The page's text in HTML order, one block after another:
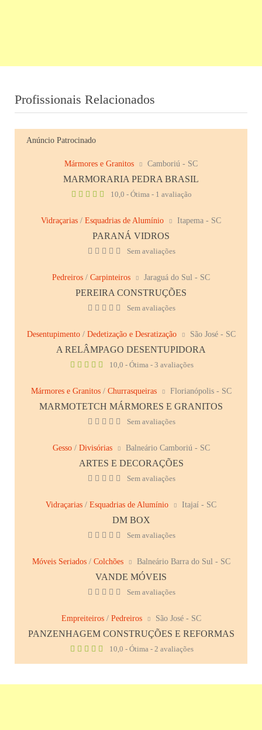
Profissionais Relacionados
Anúncio Patrocinado
Mármores e Granitos Camboriú - SC
MARMORARIA PEDRA BRASIL
10,0 - Ótima - 1 avaliação
Vidraçarias / Esquadrias de Alumínio Itapema - SC
PARANÁ VIDROS
Sem avaliações
Pedreiros / Carpinteiros Jaraguá do Sul - SC
PEREIRA CONSTRUÇÕES
Sem avaliações
Desentupimento/ Dedetização e Desratização São José - SC
A RELÂMPAGO DESENTUPIDORA
10,0 - Ótima - 3 avaliações
Mármores e Granitos/ Churrasqueiras Florianópolis - SC
MARMOTETCH MÁRMORES E GRANITOS
Sem avaliações
Gesso/ Divisórias Balneário Camboriú - SC
ARTES E DECORAÇÕES
Sem avaliações
Vidraçarias / Esquadrias de Alumínio Itajaí - SC
DM BOX
Sem avaliações
Móveis Seriados/ Colchões Balneário Barra do Sul - SC
VANDE MÓVEIS
Sem avaliações
Empreiteiros/ Pedreiros São José - SC
PANZENHAGEM CONSTRUÇÕES E REFORMAS
10,0 - Ótima - 2 avaliações